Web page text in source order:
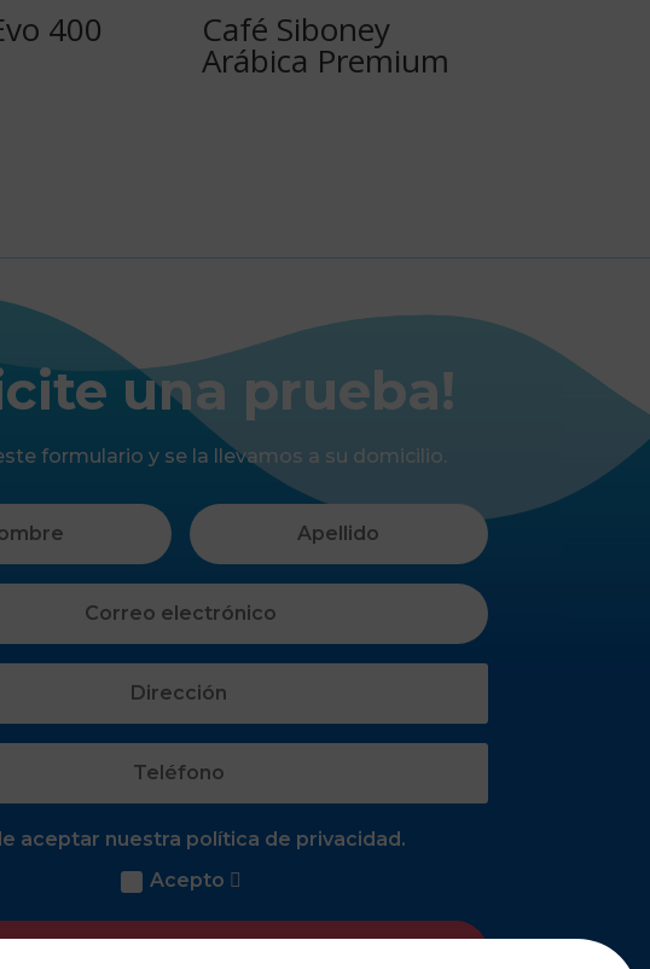
400 Café Siboney
Arábica Premium
una prueba!
formulario y se la llevamos a su domicilio.
aceptar nuestra política de privacidad.
Acepto